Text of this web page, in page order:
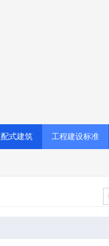
式建筑 工程建设标准